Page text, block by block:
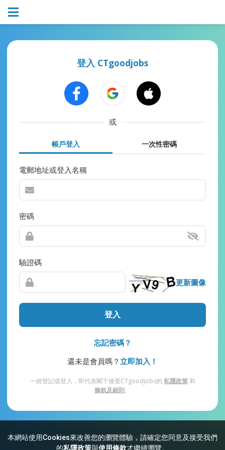
本網站使用Cookies來改善您的瀏覽體驗，請確定您同意及接受我們
的私隱政策與使用條款才繼續瀏覽。
登入 CTgoodjobs
或
帳戶登入 一次性密碼
電郵地址或登入名稱
密碼
驗證碼
更新圖像
登入
忘記密碼？
還未是會員嗎？ 立即加入！
一經登記或登入，即代表閣下接受CTgoodjobs的 私隱政策和
條款及細則。
網站索引 常見問題 私隱 條款及細則